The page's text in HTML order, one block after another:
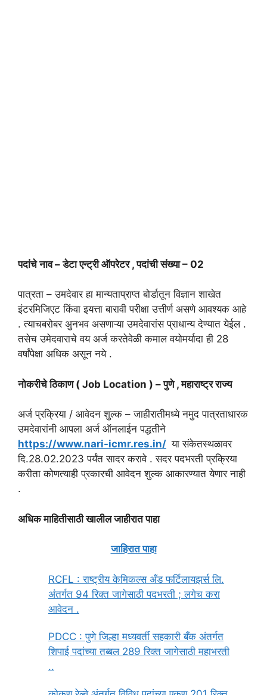
पदांचे नाव – डेटा एन्ट्री ऑपरेटर , पदांची संख्या – 02
पात्रता – उमदेवार हा मान्यताप्राप्त बोर्डातून विज्ञान शाखेत
इंटरमिजिएट किंवा इयत्ता बारावी परीक्षा उत्तीर्ण असणे आवश्यक आहे
. त्याचबरोबर अुनभव असणाऱ्या उमदेवारांस प्राधान्य देण्यात येईल .
तसेच उमेदवाराचे वय अर्ज करतेवेळी कमाल वयोमर्यादा ही 28
वर्षांपेक्षा अधिक असून नये .
नोकरीचे ठिकाण ( Job Location ) – पुणे , महाराष्ट्र राज्य
अर्ज प्रक्रिया / आवेदन शुल्क – जाहीरातीमध्ये नमुद पात्रताधारक
उमदेवारांनी आपला अर्ज ऑनलाईन पद्धतीने
https://www.nari-icmr.res.in/ या संकेतस्थळावर
दि.28.02.2023 पर्यंत सादर करावे . सदर पदभरती प्रक्रिया
करीता कोणत्याही प्रकारची आवेदन शुल्‍क आकारण्यात येणार नाही
.
अधिक माहितीसाठी खालील जाहीरात पाहा
जाहिरात पाहा
RCFL : राष्ट्रीय केमिकल्स अँड फर्टिलायझर्स लि.
अंतर्गत 94 रिक्त जागेसाठी पदभरती ; लगेच करा
आवेदन .
PDCC : पुणे जिल्हा मध्यवर्ती सहकारी बँक अंतर्गत
शिपाई पदांच्या तब्बल 289 रिक्त जागेसाठी महाभरती
..